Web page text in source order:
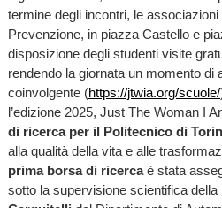
termine degli incontri, le
Prevenzione, in piazza Castello e
disposizione degli studenti visite
rendendo la giornata un momento di
coinvolgente (https://jtwia.org/scuole/
l’edizione 2025, Just The Woman I
di ricerca per il Politecnico di
alla qualità della vita e alle
prima borsa di ricercaè stata
sotto la supervisione scientifica